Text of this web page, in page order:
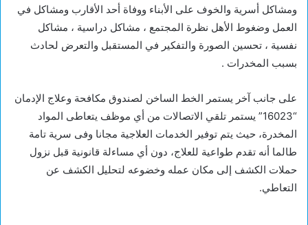
ومشاكل أسرية والخوف على الأبناء ووفاة أحد الأقارب ومشاكل في
العمل وضغوط الأهل نظرة المجتمع ، مشاكل دراسية ، مشاكل
نفسية ، تحسين الصورة والتفكير في المستقبل والتعرض لحادث
بسبب المخدرات .
على جانب آخر يستمر الخط الساخن لصندوق مكافحة وعلاج الإدمان
“16023” يستمر تلقي الاتصالات من أي موظف يتعاطى المواد
المخدرة، حيث يتم توفير الخدمات العلاجية مجانا وفى سرية تامة
طالما أنه تقدم طواعية للعلاج، دون أي مساءلة قانونية قبل نزول
حملات الكشف إلى مكان عمله وخضوعه لتحليل الكشف عن
التعاطي.